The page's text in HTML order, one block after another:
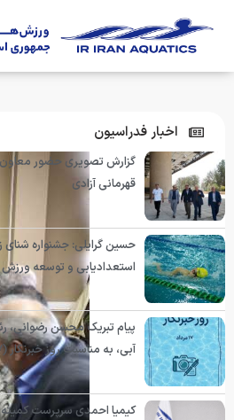
اخبار فدراسیون
گزارش تصویری حضور
قهرمانی آزادی
استعدادیابی و توسعه
پیام تبریک محسن
آبی، به مناسبت روز خبرنگار (۱۷ مرداد)
کیمیا احمدی سرپرست کمیته